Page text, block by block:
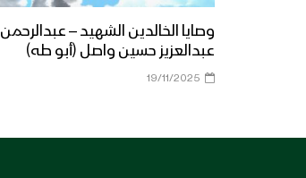
وصايا الخالدين الشهيد – عبدالرحمن
عبدالعزيز حسين واصل (أبو طه)
19/11/2025